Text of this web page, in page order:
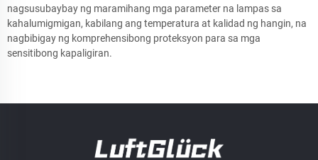
nagsusubaybay ng maramihang mga parameter na lampas sa
kahalumigmigan, kabilang ang temperatura at kalidad ng hangin, na
nagbibigay ng komprehensibong proteksyon para sa mga
sensitibong kapaligiran.